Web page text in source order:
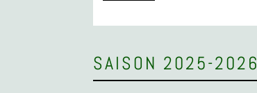
SAISON 2025-2026